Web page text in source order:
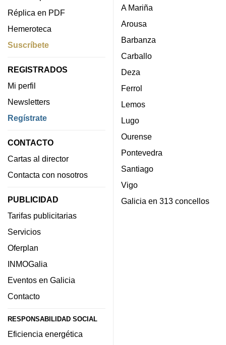
Réplica en PDF
Hemeroteca
Suscríbete
REGISTRADOS
Mi perfil
Newsletters
Regístrate
CONTACTO
Cartas al director
Contacta con nosotros
PUBLICIDAD
Tarifas publicitarias
Servicios
Oferplan
INMOGalia
Eventos en Galicia
Contacto
RESPONSABILIDAD SOCIAL
Eficiencia energética
A Mariña
Arousa
Barbanza
Carballo
Deza
Ferrol
Lemos
Lugo
Ourense
Pontevedra
Santiago
Vigo
Galicia en 313 concellos